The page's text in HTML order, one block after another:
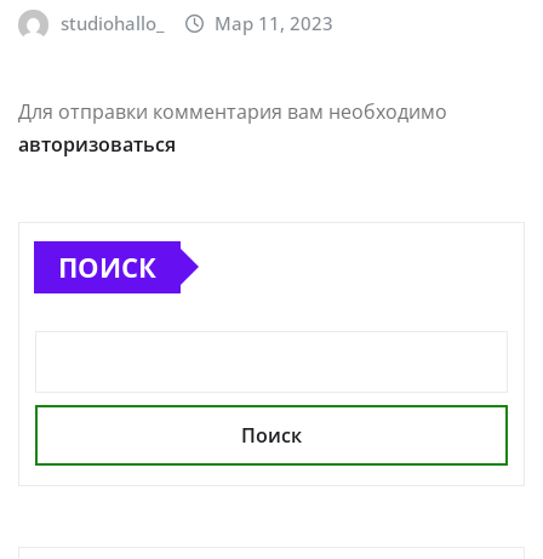
studiohallo_ Мар 11, 2023
Для отправки комментария вам необходимо
авторизоваться
ПОИСК
Поиск